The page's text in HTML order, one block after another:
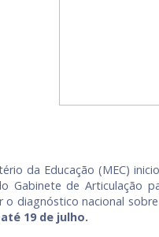
da Educação (MEC)
Gabinete de Articulação
o diagnóstico nacional
19 de julho.